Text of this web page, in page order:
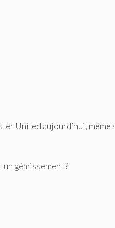
United aujourd’hui, même
gémissement ?